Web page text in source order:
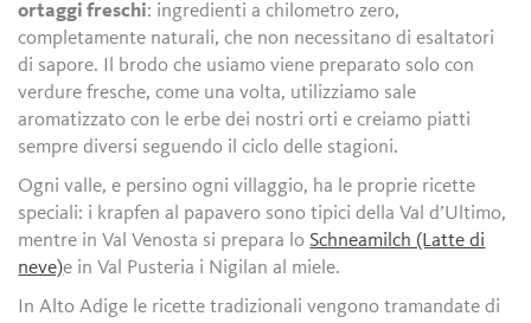
ortaggi freschi: ingredienti a chilometro zero,
completamente naturali, che non necessitano di esaltatori
di sapore. Il brodo che usiamo viene preparato solo con
verdure fresche, come una volta, utilizziamo sale
aromatizzato con le erbe dei nostri orti e creiamo piatti
sempre diversi seguendo il ciclo delle stagioni.
Ogni valle, e persino ogni villaggio, ha le proprie ricette
speciali: i krapfen al papavero sono tipici della Val d’Ultimo,
mentre in Val Venosta si prepara lo Schneamilch (Latte di
neve)e in Val Pusteria i Nigilan al miele.
In Alto Adige le ricette tradizionali vengono tramandate di